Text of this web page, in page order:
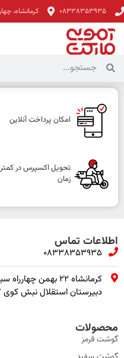
08338353935 کرمانشاه،
امکان پرداخت آنلاین
تحویل اکسپرس در
زمان
اطلاعات تماس
08338353935
کرمانشاه ۲۲ بهمن
دبیرستان استقلال نبش کوی ۱۲۷ خانه پروتئین آمویی
محصولات
گوشت قرمز